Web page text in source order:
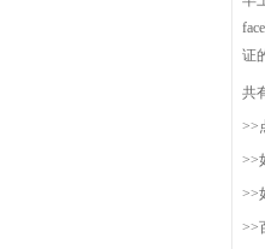
证
共
>>
>>
>>
>>